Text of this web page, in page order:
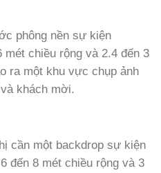
phông nền sự kiện
chiều rộng và 2.4 đến 3
ra một khu vực chụp ảnh
khách mời.
cần một backdrop sự kiện
đến 8 mét chiều rộng và 3